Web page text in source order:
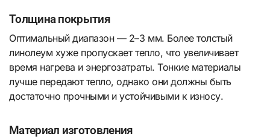
Толщина покрытия
Оптимальный диапазон — 2–3 мм. Более толстый
линолеум хуже пропускает тепло, что увеличивает
время нагрева и энергозатраты. Тонкие материалы
лучше передают тепло, однако они должны быть
достаточно прочными и устойчивыми к износу.
Материал изготовления